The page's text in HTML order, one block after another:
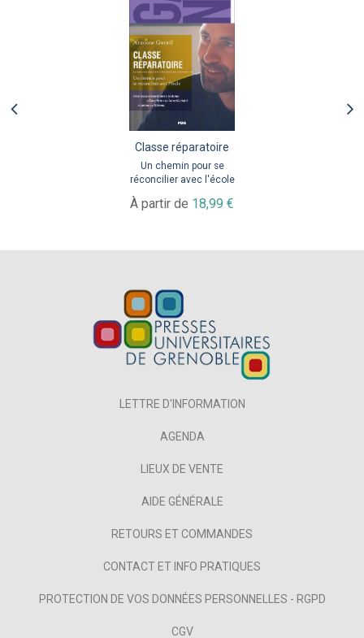
Classe réparatoire
Un chemin pour se
réconcilier avec l'école
À partir de 18,99 €
LETTRE D'INFORMATION
AGENDA
LIEUX DE VENTE
AIDE GÉNÉRALE
RETOURS ET COMMANDES
CONTACT ET INFO PRATIQUES
PROTECTION DE VOS DONNÉES PERSONNELLES - RGPD
CGV